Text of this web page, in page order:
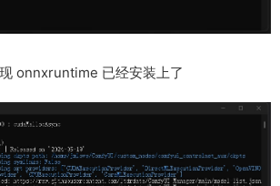
onnxruntime 已经安装上了